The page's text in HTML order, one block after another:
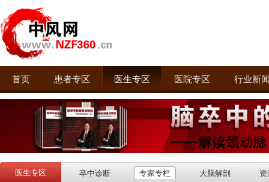
首页 患者专区 医生专区 医院专区 行业新
医生专区 卒中诊断 专家专栏 大脑解剖